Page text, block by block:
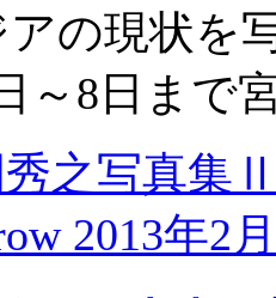
の現状を
～8日まで
秀之写真集
2013年2